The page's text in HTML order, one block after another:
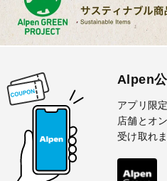
Alpen
アプリ限
店舗とオ
受け取れま